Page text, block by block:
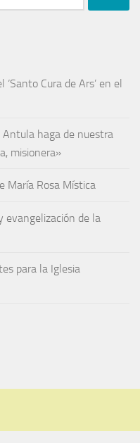
Cura de Ars’ en el
Antula haga de nuestra
misionera»
María Rosa Mística
evangelización de la
para la Iglesia